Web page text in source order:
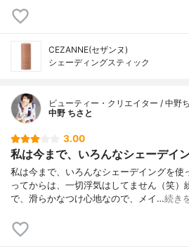
CEZANNE(セザンヌ)
シェーディングスティック
ビューティー・クリエイター / 中野
中野 ちさと
3.00
私は今まで、いろんなシェーデイ
私は今まで、いろんなシェーデイングを使
ってからは、一切浮気はしてません（笑
で、滑らかなつけ心地なので、メイ…続き